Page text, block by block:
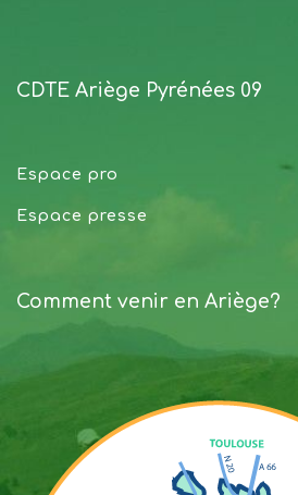
CDTE Ariège Pyrénées 09
Espace pro
Espace presse
Comment venir en Ariège?